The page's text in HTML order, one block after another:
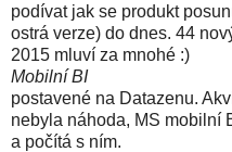
podívat jak se produkt
ostrá verze) do dnes. 44
2015 mluví za mnohé :)
Mobilní BI
postavené na Datazenu.
nebyla náhoda, MS mobilní
a počítá s ním.